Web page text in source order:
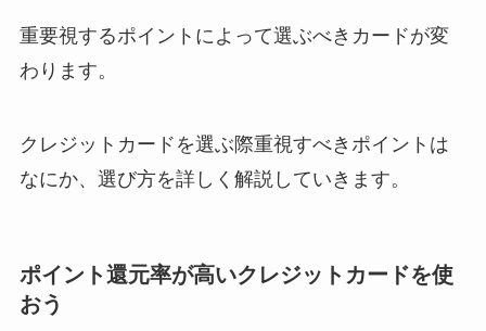
重要視するポイントによって選ぶべきカードが変
わります。
クレジットカードを選ぶ際重視すべきポイントは
なにか、選び方を詳しく解説していきます。
ポイント還元率が高いクレジットカードを使
おう